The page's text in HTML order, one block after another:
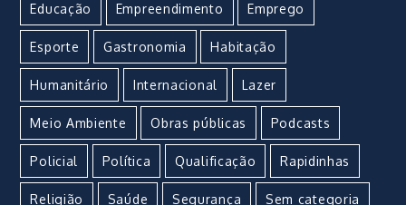
Educação Empreendimento Emprego
Esporte Gastronomia Habitação
Humanitário Internacional Lazer
Meio Ambiente Obras públicas Podcasts
Policial Política Qualificação Rapidinhas
Religião Saúde Segurança Sem categoria